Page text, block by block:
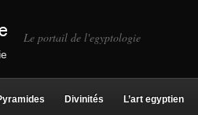
Le portail de l'egyptologie
Divinités L’art egyptien